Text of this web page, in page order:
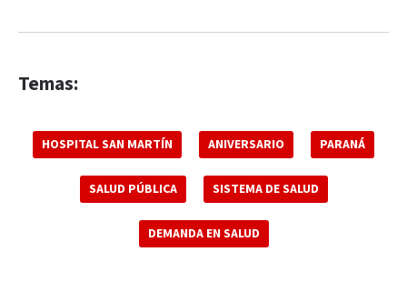
Temas:
HOSPITAL SAN MARTÍN ANIVERSARIO PARANÁ
SALUD PÚBLICA SISTEMA DE SALUD
DEMANDA EN SALUD